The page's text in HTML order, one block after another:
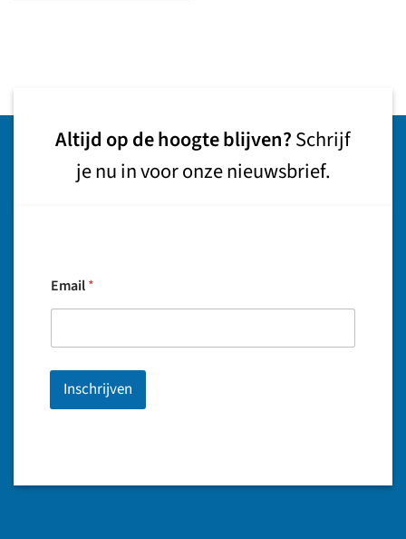
Altijd op de hoogte blijven?Schrijf
je nu in voor onze nieuwsbrief.
Email*
Inschrijven